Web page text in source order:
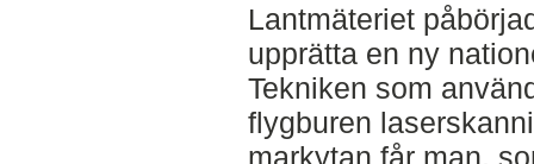
Lantmäteriet
upprätta en ny
Tekniken som
flygburen
markytan får man,